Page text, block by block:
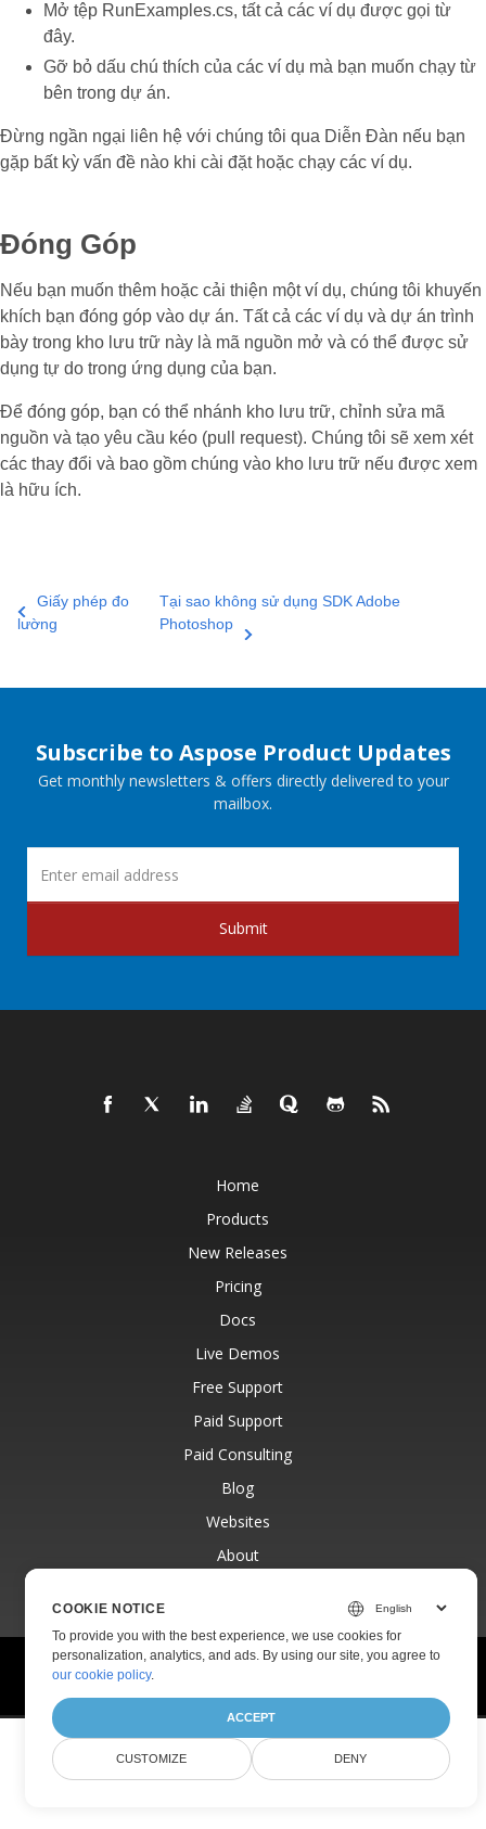
Mở tệp RunExamples.cs, tất cả các ví dụ được gọi từ
đây.
Gỡ bỏ dấu chú thích của các ví dụ mà bạn muốn chạy từ
bên trong dự án.
Đừng ngần ngại liên hệ với chúng tôi qua Diễn Đàn nếu bạn
gặp bất kỳ vấn đề nào khi cài đặt hoặc chạy các ví dụ.
Đóng Góp
Nếu bạn muốn thêm hoặc cải thiện một ví dụ, chúng tôi khuyến
khích bạn đóng góp vào dự án. Tất cả các ví dụ và dự án trình
bày trong kho lưu trữ này là mã nguồn mở và có thể được sử
dụng tự do trong ứng dụng của bạn.
Để đóng góp, bạn có thể nhánh kho lưu trữ, chỉnh sửa mã
nguồn và tạo yêu cầu kéo (pull request). Chúng tôi sẽ xem xét
các thay đổi và bao gồm chúng vào kho lưu trữ nếu được xem
là hữu ích.
Giấy phép đo
lường
Tại sao không sử dụng SDK Adobe
Photoshop
Subscribe to Aspose Product Updates
Get monthly newsletters & offers directly delivered to your
mailbox.
Submit
Home
Products
New Releases
Pricing
Docs
Live Demos
Free Support
Paid Support
Paid Consulting
Blog
Websites
About
© Aspose Pty Ltd 2001-2026.All Rights Reserved.
COOKIE NOTICE
To provide you with the best experience, we use cookies for
personalization, analytics, and ads. By using our site, you agree to
our cookie policy.
ACCEPT
CUSTOMIZE DENY